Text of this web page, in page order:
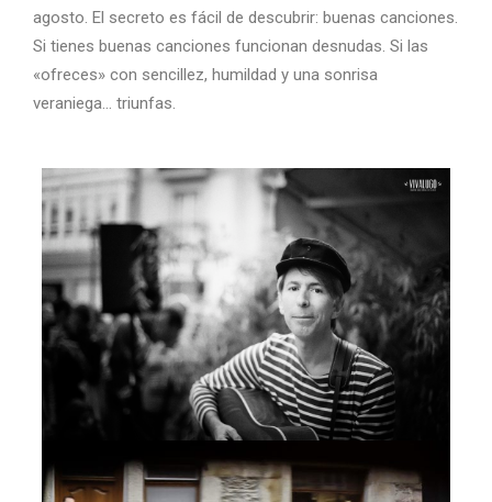
agosto. El secreto es fácil de descubrir: buenas canciones.
Si tienes buenas canciones funcionan desnudas. Si las
«ofreces» con sencillez, humildad y una sonrisa
veraniega… triunfas.